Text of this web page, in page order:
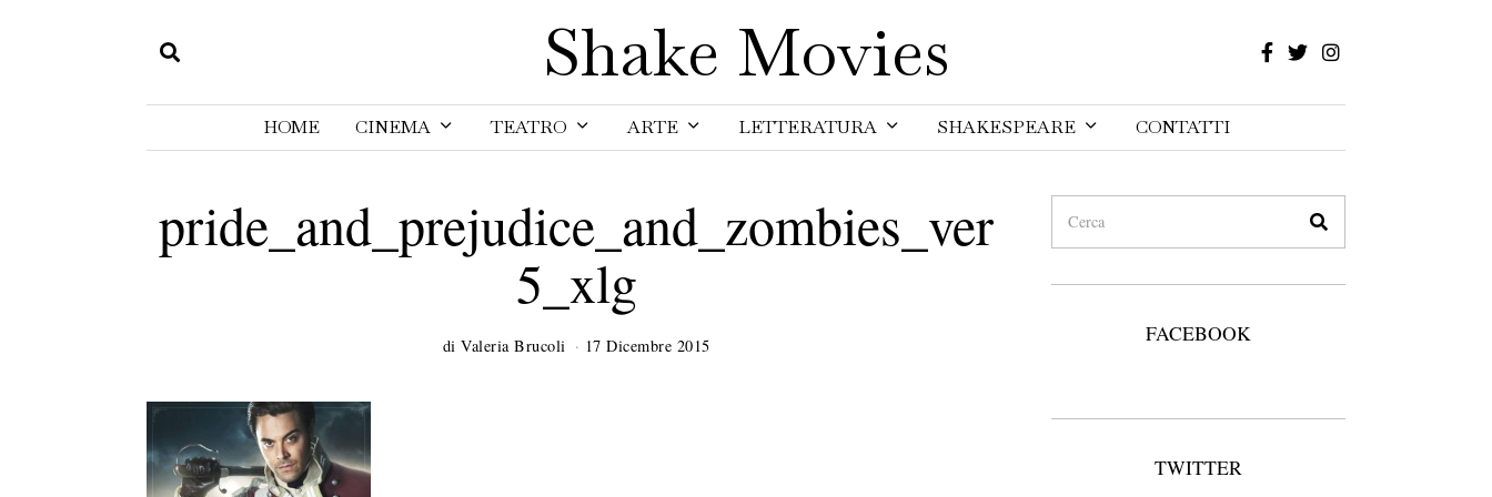
Shake Movies
HOME CINEMA TEATRO ARTE LETTERATURA SHAKESPEARE CONTATTI
pride_and_prejudice_and_zombies_ver
5_xlg
diValeria Brucoli 17 Dicembre 2015 FACEBOOK
TWITTER